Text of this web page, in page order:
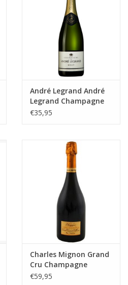
André Legrand André
Legrand Champagne
€35,95
Charles Mignon Grand
Cru Champagne
€59,95